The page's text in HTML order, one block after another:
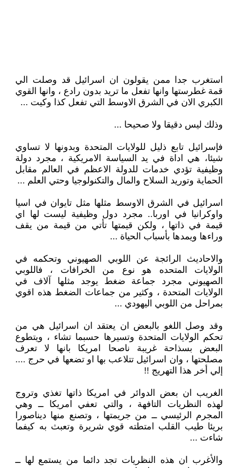
استغرب جدا ممن يقولون ان اسرائيل قد وصلت الي
قمة غطرستها وانها تفعل ما تريد بدون رادع ، وانها القوي
الكبري الان في الشرق الاوسط التي تفعل كذا وكيت ...
وذلك ليس دقيقا ولا صحيحا ...
فإسرائيل تابع ذليل للولايات المتحدة وبدونها لا تساوي
شيئا، هي اداة في يد السياسة الامريكية ، مجرد دولة
وظيفية تؤدي خدمات للدولة الاعظم في العالم مقابل
الحماية وتوريد السلاح والمال والتكنولوجيا وحتي العلم ...
اسرائيل في الشرق الاوسط مثلها مثل تايوان في اسيا
واوكرانيا في اوربا.. مجرد دول وظيفية ليست لها اي
قيمة في ذاتها ، ولكن قيمتها تأتي من قيمة من يقف
وراءها ويمدها بأسباب الحياة ...
والاحاديث الرائجة عن اللوبي الصهيوني وتحكمه في
الولايات المتحده هو نوع من الخرافات ، فاللوبي
الصهيوني مجرد جماعة ضغط يوجد مثلها آلاف في
الولايات المتحدة ، وكثير من جماعات الضغط هذه اقوي
بمراحل من اللوبي اليهودي ...
وقد وصل اللغو بالبعض ان يعتقد ان اسرائيل هي من
تحكم الولايات المتحدة وتسيرها حسبما تشاء ، ويتطوع
البعض بسذاحة غريبة ناصحا امريكا بانها لا تعرف
مصلحتها ، وان اسرائيل تتلاعب بها او تضعها في حرج ....
إلي أخر هذا التهريج !!
الغريب ان بعض الدوائر في امريكا ذاتها تغذي وتروج
لهذه النظريات التافهة ، والتي تعفي امريكا ــ وهي
المجرم الرئيسي ــ من جريمتها ، وتصنع منها ديناصورا
بريئا طيب القلب امتطته قوي شريرة وتعبث به كيفما
شاءت ...
والأغرب ان هذه النظريات تجد دائما من يستمع لها ــ